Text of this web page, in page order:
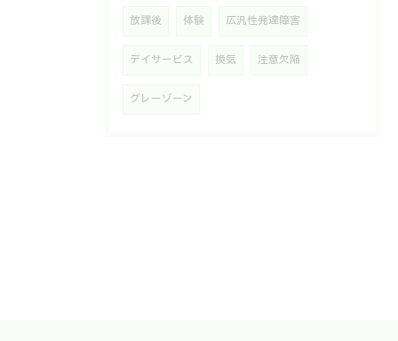
放課後 体験 広汎性発達障害
デイサービス 換気 注意欠陥
グレーゾーン